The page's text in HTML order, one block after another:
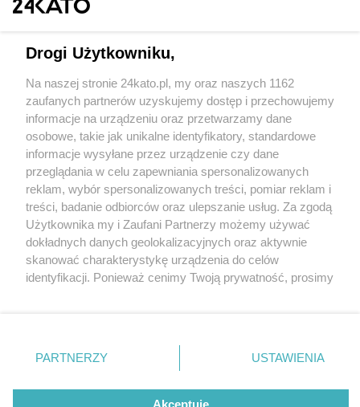
2 / 0
Wydawca mediów lokalnych
Nie zapomnij
zapoznać się z:
polityką prywatności regulamin korzystania z portali
Twojemiasto
Piekary Śląskie
Chorzów
Tarnowskie Góry
Gliwice
Skontakuj sięz nami
Kontakt
Wydawca
Redakcja
Drogi Użytkowniku,
Na naszej stronie 24kato.pl, my oraz naszych 1162
zaufanych partnerów uzyskujemy dostęp i przechowujemy
informacje na urządzeniu oraz przetwarzamy dane
osobowe, takie jak unikalne identyfikatory, standardowe
informacje wysyłane przez urządzenie czy dane
przeglądania w celu zapewniania spersonalizowanych
reklam, wybór spersonalizowanych treści, pomiar reklam i
treści, badanie odbiorców oraz ulepszanie usług. Za zgodą
Użytkownika my i Zaufani Partnerzy możemy używać
dokładnych danych geolokalizacyjnych oraz aktywnie
skanować charakterystykę urządzenia do celów
identyfikacji. Ponieważ cenimy Twoją prywatność, prosimy
prywatności znajdujący się w lewym dolnym rogu strony
. Niektóre rodzaje przetwarzania danych nie wymagają
zgody użytkownika, ale masz prawo sprzeciwić się
takiemu przetwarzaniu. Preferencje będą miały
PARTNERZY USTAWIENIA
Akceptuję